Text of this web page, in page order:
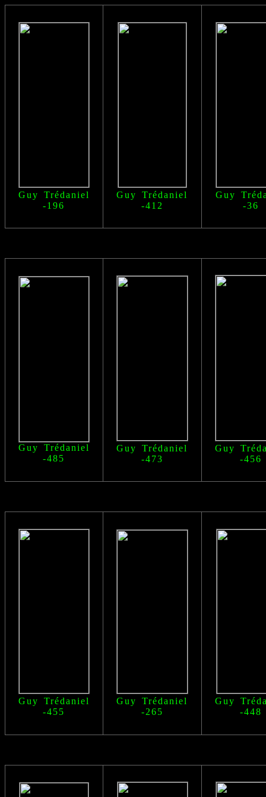
Guy Trédaniel
-196
Guy Trédaniel
-412
Guy
-36
Guy Trédaniel
-485
Guy Trédaniel
-473
Guy
-456
Guy Trédaniel
-455
Guy Trédaniel
-265
Guy
-448